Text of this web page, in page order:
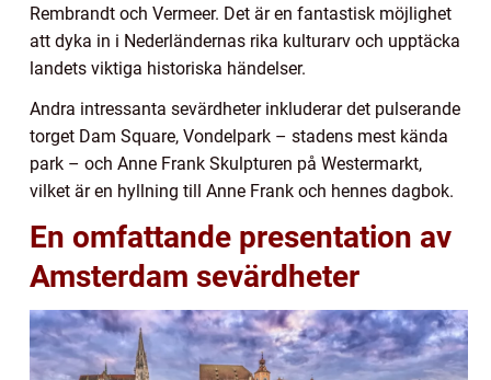
Rembrandt och Vermeer. Det är en fantastisk möjlighet
att dyka in i Nederländernas rika kulturarv och upptäcka
landets viktiga historiska händelser.
Andra intressanta sevärdheter inkluderar det pulserande
torget Dam Square, Vondelpark – stadens mest kända
park – och Anne Frank Skulpturen på Westermarkt,
vilket är en hyllning till Anne Frank och hennes dagbok.
En omfattande presentation av
Amsterdam sevärdheter